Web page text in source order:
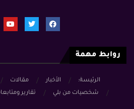
روابط مهمة
الرئيسة: الأخبار مقالات
شخصيات من بلي
تقارير